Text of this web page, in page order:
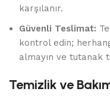
karşılanır.
Güvenli Teslimat:
kontrol edin;
almayın ve tutanak
Temizlik ve